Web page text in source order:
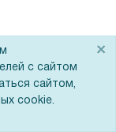
с сайтом
сайтом,
cookie.
×